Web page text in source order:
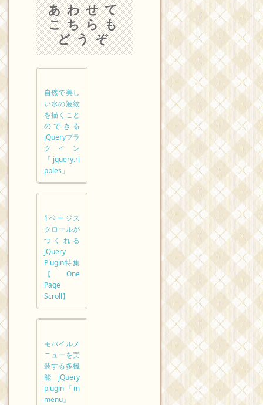
あわせて
こちらも
どうぞ
自然で美し
い水の波紋
を描くこと
のできる
jQueryプラ
グイン
「jquery.ri
pples」
1ページス
クロールが
つくれる
jQuery
Plugin特集
【One
Page
Scroll】
モバイルメ
ニューを実
装する多機
能 jQuery
plugin『m
menu』